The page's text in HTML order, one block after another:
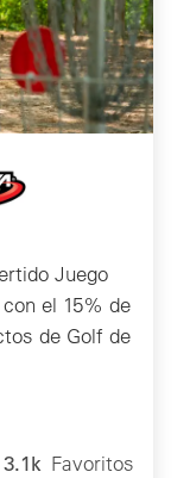
Juego
el 15% de
de Golf de
3.1k Favoritos